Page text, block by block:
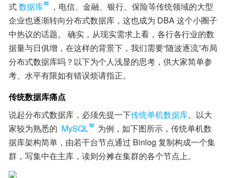
式数据库
，电信、金融、银行、保险等传统领域的大型
企业也逐渐转向分布式数据库，这也成为 DBA 这个小圈子
中热议的话题。 确实，从现实需求上看，各行各行业的数
据量与日俱增，在这样的背景下，我们需要“随波逐流”布局
分布式数据库吗？以下为个人浅显的思考，供大家简单参
考、水平有限如有错误烦请指正。
传统数据库痛点
说起分布式数据库，必须先提一下传统单机数据库。以大
家较为熟悉的 MySQL
为例，如下图所示，传统单机数
据库架构简单，由若干台节点通过 Binlog 复制构成一个集
群，写集中在主库，读则分摊在集群的各个节点上。